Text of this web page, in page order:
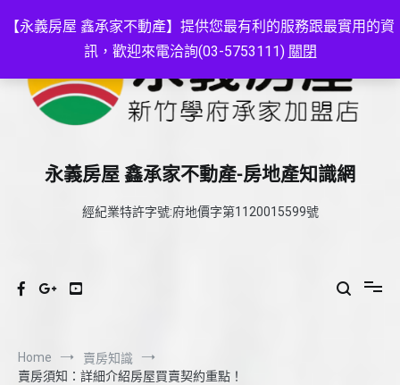
【永義房屋 鑫承家不動產】提供您最有利的服務跟最實用的資
訊，歡迎來電洽詢(03-5753111) 關閉
永義房屋 鑫承家不動產-房地產知識網
經紀業特許字號:府地價字第1120015599號
Home
賣房知識
賣房須知：詳細介紹房屋買賣契約重點！